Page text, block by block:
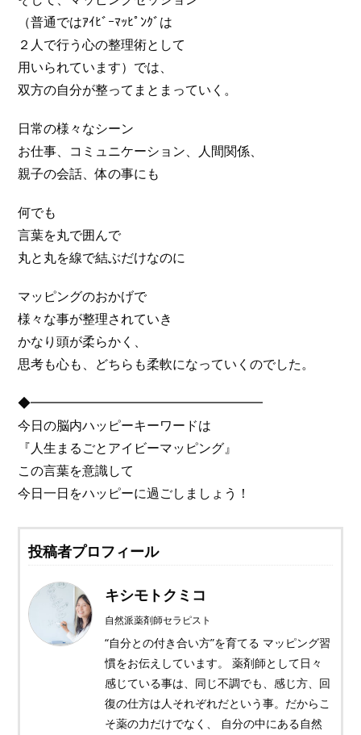
（普通ではｱｲﾋﾞｰﾏｯﾋﾟﾝｸﾞは
２人で行う心の整理術として
用いられています）では、
双方の自分が整ってまとまっていく。
日常の様々なシーン
お仕事、コミュニケーション、人間関係、
親子の会話、体の事にも
何でも
言葉を丸で囲んで
丸と丸を線で結ぶだけなのに
マッピングのおかげで
様々な事が整理されていき
かなり頭が柔らかく、
思考も心も、どちらも柔軟になっていくのでした。
◆━━━━━━━━━━━━━━━━━━
今日の脳内ハッピーキーワードは
『人生まるごとアイビーマッピング』
この言葉を意識して
今日一日をハッピーに過ごしましょう！
投稿者プロフィール
キシモトクミコ
自然派薬剤師セラピスト
“自分との付き合い方”を育てる マッピング習
慣をお伝えしています。 薬剤師として日々
感じている事は、同じ不調でも、感じ方、回
復の仕方は人それぞれだという事。だからこ
そ薬の力だけでなく、 自分の中にある自然